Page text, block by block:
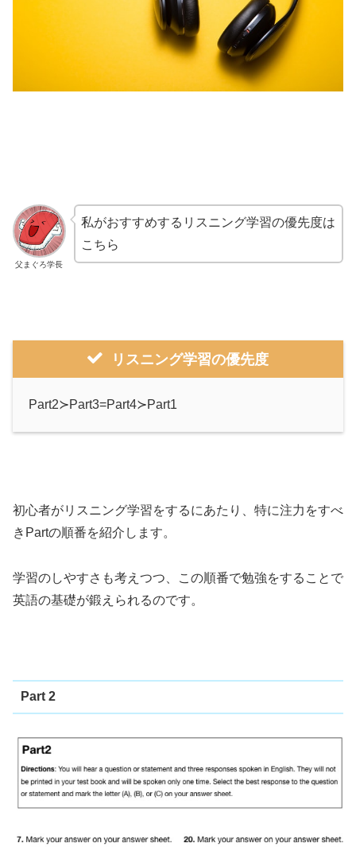
父まぐろ学長
私がおすすめするリスニング学習の優先度は
こちら
リスニング学習の優先度
Part2≻Part3=Part4≻Part1
初心者がリスニング学習をするにあたり、特に注力をすべ
きPartの順番を紹介します。
学習のしやすさも考えつつ、この順番で勉強をすることで
英語の基礎が鍛えられるのです。
Part 2